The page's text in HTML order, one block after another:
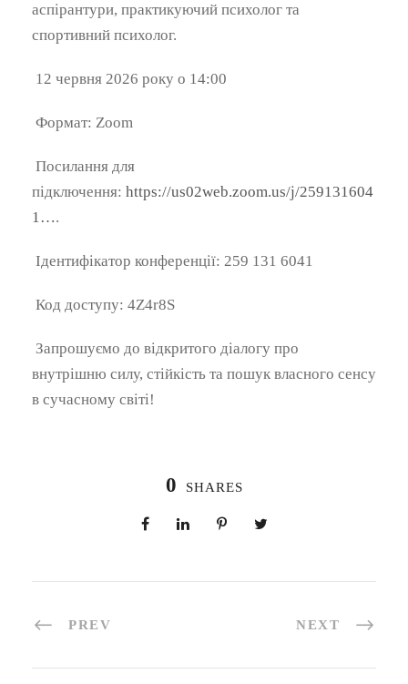
аспірантури, практикуючий психолог та
спортивний психолог.
12 червня 2026 року о 14:00
Формат: Zoom
Посилання для
підключення: https://us02web.zoom.us/j/259131604
1….
Ідентифікатор конференції: 259 131 6041
Код доступу: 4Z4r8S
Запрошуємо до відкритого діалогу про
внутрішню силу, стійкість та пошук власного сенсу
в сучасному світі!
0 SHARES
PREV NEXT